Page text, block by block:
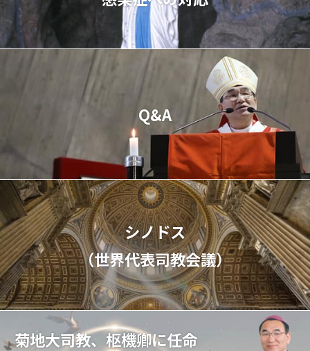
Q&A
シノドス
（世界代表司教会議）
菊地大司教、枢機卿に任命